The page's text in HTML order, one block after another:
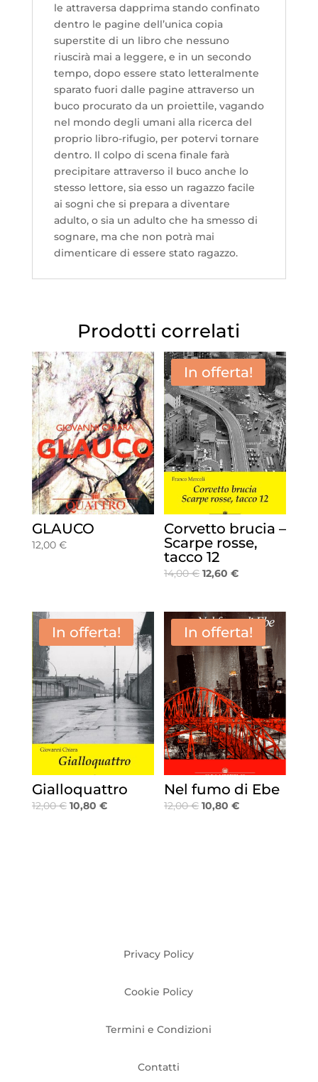
le attraversa dapprima stando confinato
dentro le pagine dell’unica copia
superstite di un libro che nessuno
riuscirà mai a leggere, e in un secondo
tempo, dopo essere stato letteralmente
sparato fuori dalle pagine attraverso un
buco procurato da un proiettile, vagando
nel mondo degli umani alla ricerca del
proprio libro-rifugio, per potervi tornare
dentro. Il colpo di scena finale farà
precipitare attraverso il buco anche lo
stesso lettore, sia esso un ragazzo facile
ai sogni che si prepara a diventare
adulto, o sia un adulto che ha smesso di
sognare, ma che non potrà mai
dimenticare di essere stato ragazzo.
Prodotti correlati
GLAUCO
12,00 €
In offerta!
Corvetto brucia –
Scarpe rosse,
tacco 12
14,00€ Il
originale
era:
14,00 €.
12,60€Il
attuale
è:
12,60 €.
In offerta!
Gialloquattro
12,00€ Il
10,80 €Il
In offerta!
Nel fumo di Ebe
12,00€ Il
10,80€Il
Privacy Policy
Cookie Policy
Termini e Condizioni
Contatti